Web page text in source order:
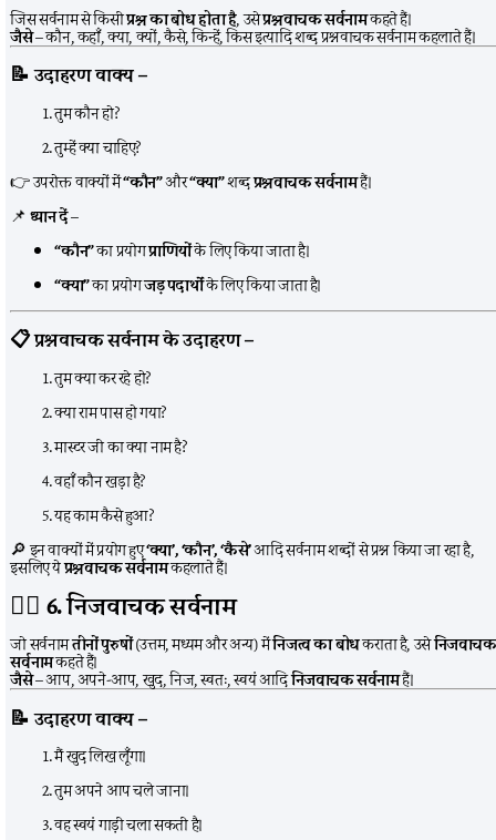
जिस सर्वनाम से किसीप्रश्न का बोध होता है, उसेप्रश्नवाचक सर्वनामकहते हैं।
जैसे– कौन, कहाँ, क्या, क्यों, कैसे, किन्हें, किस इत्यादि शब्द प्रश्नवाचक सर्वनाम कहलाते हैं।
📝उदाहरण वाक्य –
तुम कौन हो?
तुम्हें क्या चाहिए?
👉 उपरोक्त वाक्यों में“कौन”और“क्या”शब्दप्रश्नवाचक सर्वनामहैं।
📌 ध्यान दें–
“कौन”का प्रयोगप्राणियोंके लिए किया जाता है।
“क्या”का प्रयोगजड़ पदार्थोंके लिए किया जाता है।
📋प्रश्नवाचक सर्वनाम के उदाहरण –
तुम क्या कर रहे हो?
क्या राम पास हो गया?
मास्टर जी का क्या नाम है?
वहाँ कौन खड़ा है?
यह काम कैसे हुआ?
🔎 इन वाक्यों में प्रयोग हुए‘क्या’, ‘कौन’, ‘कैसे’आदि सर्वनाम शब्दों से प्रश्न किया जा रहा है,
इसलिए येप्रश्नवाचक सर्वनामकहलाते हैं।
🙋‍♂️ 6. निजवाचक सर्वनाम
जो सर्वनामतीनों पुरुषों(उत्तम, मध्यम और अन्य) मेंनिजत्व का बोधकराता है, उसेनिजवाचक
सर्वनामकहते हैं।
जैसे– आप, अपने-आप, खुद, निज, स्वतः, स्वयं आदिनिजवाचक सर्वनामहैं।
📝उदाहरण वाक्य –
मैं खुद लिख लूँगा।
तुम अपने आप चले जाना।
वह स्वयं गाड़ी चला सकती है।